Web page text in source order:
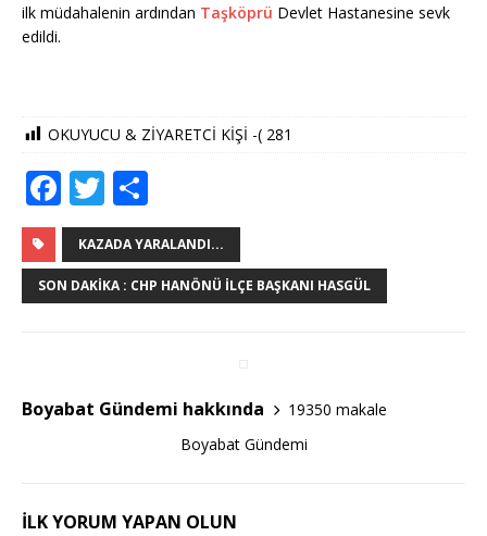
ilk müdahalenin ardından Taşköprü Devlet Hastanesine sevk
edildi.
OKUYUCU & ZİYARETCİ KİŞİ -( 281
F
a
c
e
o
k
T
w
it
te
h
ar
e
KAZADA YARALANDI...
SON DAKIKA : CHP HANÖNÜ İLÇE BAŞKANI HASGÜL
Boyabat Gündemi hakkında
19350 makale
Boyabat Gündemi
İLK YORUM YAPAN OLUN